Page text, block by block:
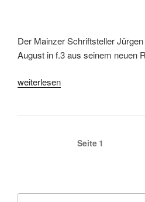
Der Mainzer Schriftsteller
August in f.3 aus seinem neuen
„Lesung
HEIMBACH“
weiterlesen
Seitennummerierung
Seite 1